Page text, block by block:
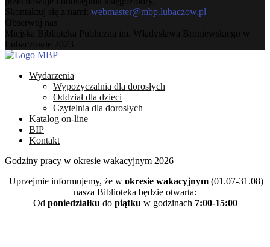
Skontaktuj się z nami: webmaster@mbp.lubaczow.pl
Obserwuj nas
Facebook
Instagram
Youtube
Email
Miejska Biblioteka Publiczna im. Władysława Broniewskiego w
Lubaczowie 2023
Wydarzenia
Wypożyczalnia dla dorosłych
Oddział dla dzieci
Czytelnia dla dorosłych
Katalog on-line
BIP
Kontakt
Godziny pracy w okresie wakacyjnym 2026
Uprzejmie informujemy, że w okresie wakacyjnym (01.07-31.08)
nasza Biblioteka będzie otwarta:
Od poniedziałku do piątku w godzinach 7:00-15:00